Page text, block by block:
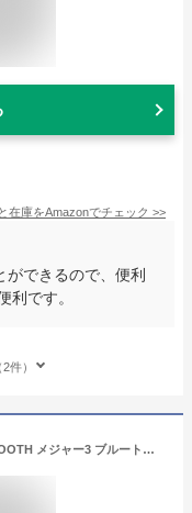
在庫をAmazonでチェック >>
できるので、便利
利です。
件）
マーシャル Marshall MAJOR III BLUETOOTH メジャー3 ブルートゥース ワイヤレスヘッドホン bluetooth ヘッドフォン 高級 高音質 マイク付き ワイヤレスヘッドフォン ワイヤレスヘッドセット ヘッドホンワイヤレス ヘッドホンマイク付き